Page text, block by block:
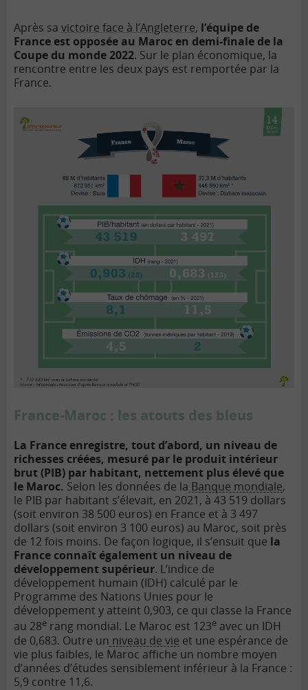
Après sa victoire face à l’Angleterre, l’équipe de
France est opposée au Maroc en demi-finale de la
Coupe du monde 2022. Sur le plan économique, la
rencontre entre les deux pays est remportée par la
France.
France-Maroc : les atouts des bleus
La France enregistre, tout d’abord, un niveau de
richesses créées, mesuré par le produit intérieur
brut (PIB) par habitant, nettement plus élevé que
le Maroc. Selon les données de la Banque mondiale,
le PIB par habitant s’élevait, en 2021, à 43 519 dollars
(soit environ 38 500 euros) en France et à 3 497
dollars (soit environ 3 100 euros) au Maroc, soit près
de 12 fois moins. De façon logique, il s’ensuit que la
France connaît également un niveau de
développement supérieur. L’indice de
développement humain (IDH) calculé par le
Programme des Nations Unies pour le
développement y atteint 0,903, ce qui classe la France
au 28e rang mondial. Le Maroc est 123e avec un IDH
de 0,683. Outre un niveau de vie et une espérance de
vie plus faibles, le Maroc affiche un nombre moyen
d’années d’études sensiblement inférieur à la France :
5,9 contre 11,6.